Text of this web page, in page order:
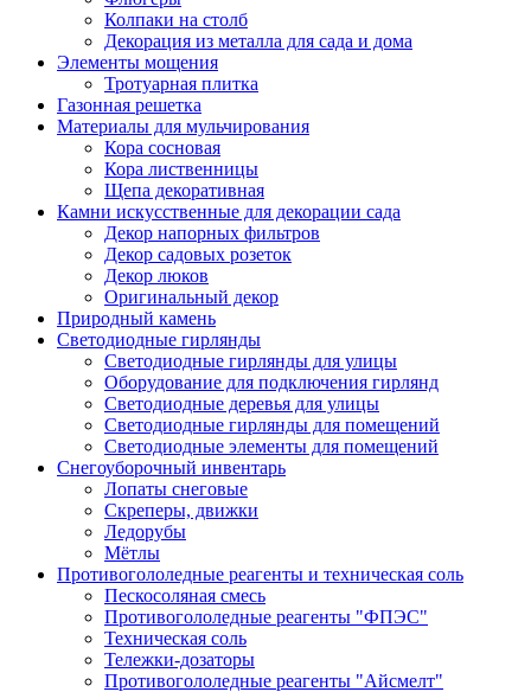
Колпаки на столб
Декорация из металла для сада и дома
Элементы мощения
Тротуарная плитка
Газонная решетка
Материалы для мульчирования
Кора сосновая
Кора лиственницы
Щепа декоративная
Камни искусственные для декорации сада
Декор напорных фильтров
Декор садовых розеток
Декор люков
Оригинальный декор
Природный камень
Светодиодные гирлянды
Светодиодные гирлянды для улицы
Оборудование для подключения гирлянд
Светодиодные деревья для улицы
Светодиодные гирлянды для помещений
Светодиодные элементы для помещений
Снегоуборочный инвентарь
Лопаты снеговые
Скреперы, движки
Ледорубы
Мётлы
Противогололедные реагенты и техническая соль
Пескосоляная смесь
Противогололедные реагенты "ФПЭС"
Техническая соль
Тележки-дозаторы
Противогололедные реагенты "Айсмелт"